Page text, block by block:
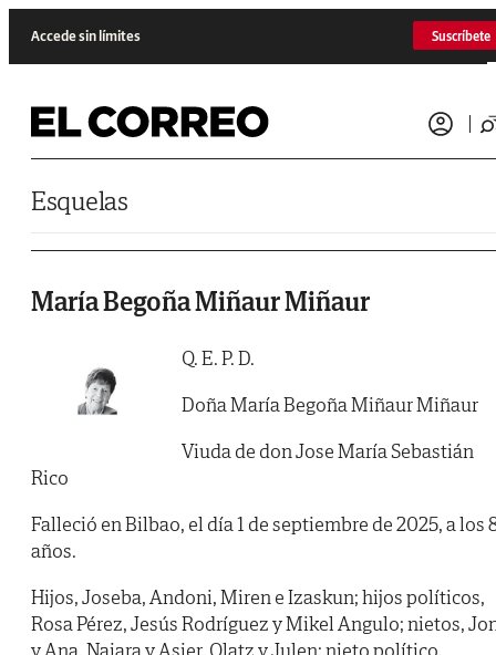
Accede sin límites Suscríbete
Esquelas
María Begoña Miñaur Miñaur
Q. E. P. D.
Doña María Begoña Miñaur Miñaur
Viuda de don Jose María Sebastián
Rico
Falleció en Bilbao, el día 1 de septiembre de 2025, a los
años.
Hijos, Joseba, Andoni, Miren e Izaskun; hijos políticos,
Rosa Pérez, Jesús Rodríguez y Mikel Angulo; nietos,